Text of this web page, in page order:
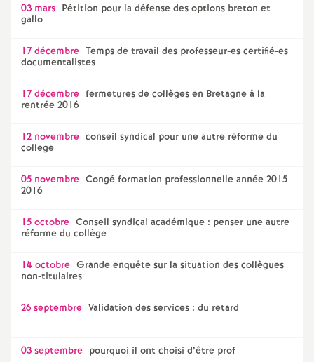
o
n
d
d
r
é
O
r
03 mars Pétition pour la défense des options breton et
gallo
17 décembre Temps de travail des professeur-es certifié-es
documentalistes
17 décembre fermetures de collèges en Bretagne à la
rentrée 2016
12 novembre conseil syndical pour une autre réforme du
college
05 novembre Congé formation professionnelle année 2015
2016
15 octobre Conseil syndical académique : penser une autre
réforme du collège
14 octobre Grande enquête sur la situation des collègues
non-titulaires
26 septembre Validation des services : du retard
03 septembre pourquoi il ont choisi d’être prof